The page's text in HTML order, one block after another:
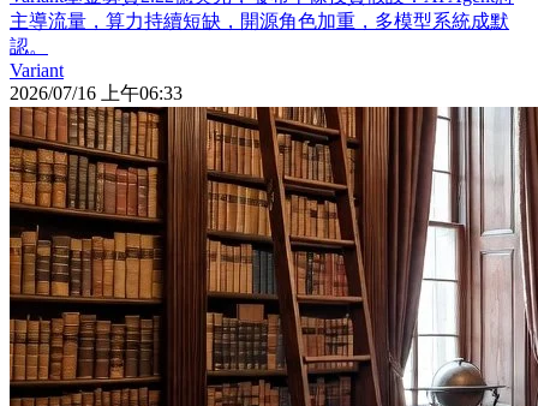
主導流量，算力持續短缺，開源角色加重，多模型系統成默
認。
Variant
2026/07/16 上午06:33